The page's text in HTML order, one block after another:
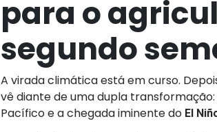
para o
segundo
A virada climática está em curso.
vê diante de uma dupla
Pacífico e a chegada iminente do El